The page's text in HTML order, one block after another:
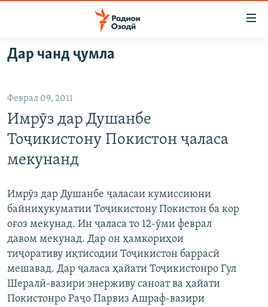
Ҷаҳиш
ба
аслӣ
Ҷаҳиш
ба
феҳристи
Ҷаҳиш
ҷустор
ГӮШАҲО
ҶОМЕА
ОСИЁИ МАРКАЗӢ
ФАРҲАНГ
МЕҲМОНИ ОЗОДӢ
ВАРЗИШ
РӮЗГОРИ МУҲОҶИР
САЛОМ, ХОҲАР
ТАҲҚИҚОТ
ҶАНГ ДАР УКРАИНА
НАЗАРИ МАРДУМ
БЛОГИСТОН
ОЗОДӢ ОНЛАЙН
ЧАНДРАСОНАӢ
ВИДЕО
НИГОРИСТОН
ГУЗОРИШҲОИ РАДИОӢ
РӮЙХАТҲО
КИТОБҲОИ ОЗОДӢ
Русский
Дар чанд ҷумла
Феврал 09, 2011
Имрӯз дар Душанбе
Тоҷикистону Покистон ҷаласа
мекунанд
Имрӯз дар Душанбе ҷаласаи кумиссиюни
байниҳукуматии Тоҷикистону Покистон ба кор
оғоз мекунад. Ин ҷаласа то 12-ӯми феврал
давом мекунад. Дар он ҳамкориҳои
тиҷоративу иқтисодии Тоҷикистон баррасӣ
мешавад. Дар ҷаласа ҳайати Тоҷикистонро Гул
Шералӣ-вазири энерживу саноат ва ҳайати
Покистонро Раҷо Парвиз Ашраф-вазири